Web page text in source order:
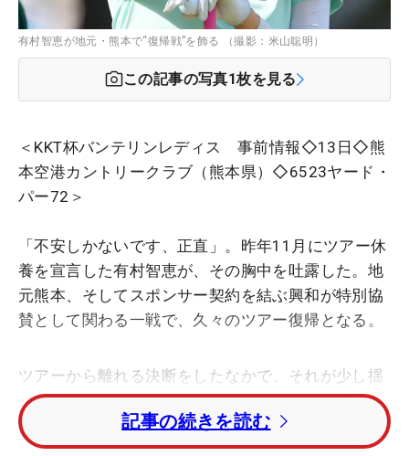
有村智恵が地元・熊本で“復帰戦”を飾る （撮影：米山聡明）
この記事の写真1枚を見る
＜KKT杯バンテリンレディス 事前情報◇13日◇熊
本空港カントリークラブ（熊本県）◇6523ヤード・
パー72＞
「不安しかないです、正直」。昨年11月にツアー休
養を宣言した有村智恵が、その胸中を吐露した。地
元熊本、そしてスポンサー契約を結ぶ興和が特別協
賛として関わる一戦で、久々のツアー復帰となる。
ツアーから離れる決断をしたなかで、それが少し揺
れ動いたのは今年2月頃。熊本に帰ってきたときに
「周りはバンテリン（レディス）の話で持ち切り。
『今年は誰が出て、何人で見に行くか』とか」。有
記事の続きを読む